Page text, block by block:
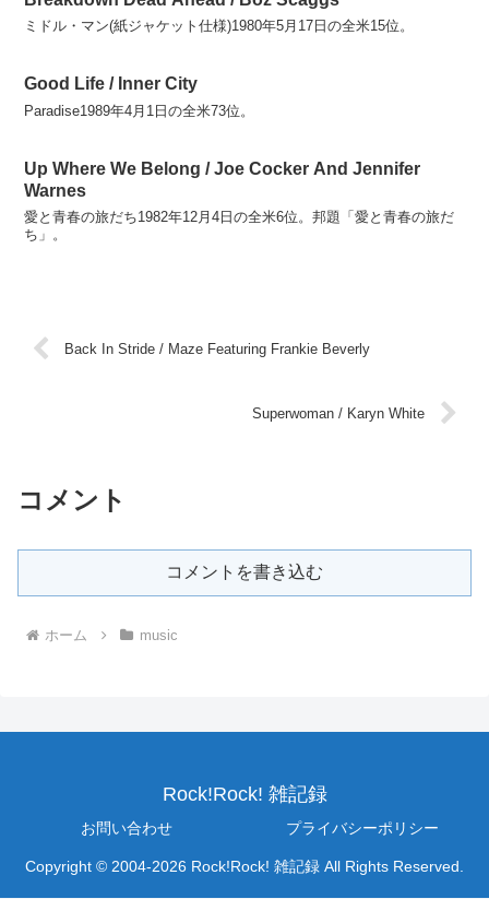
ミドル・マン(紙ジャケット仕様)1980年5月17日の全米15位。
Good Life / Inner City
Paradise1989年4月1日の全米73位。
Up Where We Belong / Joe Cocker And Jennifer
Warnes
愛と青春の旅だち1982年12月4日の全米6位。邦題「愛と青春の旅だ
ち」。
Back In Stride / Maze Featuring Frankie Beverly
Superwoman / Karyn White
コメント
コメントを書き込む
ホーム music
Rock!Rock! 雑記録
お問い合わせ プライバシーポリシー
Copyright © 2004-2026 Rock!Rock! 雑記録 All Rights Reserved.